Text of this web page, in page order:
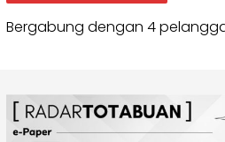
Bergabung dengan 4